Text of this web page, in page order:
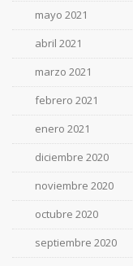
mayo 2021
abril 2021
marzo 2021
febrero 2021
enero 2021
diciembre 2020
noviembre 2020
octubre 2020
septiembre 2020